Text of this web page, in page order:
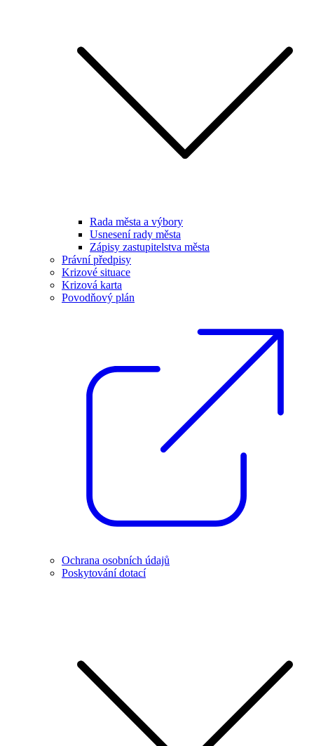
Rada města a výbory
Usnesení rady města
Zápisy zastupitelstva města
Právní předpisy
Krizové situace
Krizová karta
Povodňový plán
Ochrana osobních údajů
Poskytování dotací